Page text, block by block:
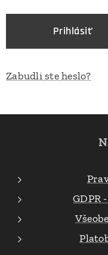
Prihlásiť
Zabudli ste heslo?
GDPR